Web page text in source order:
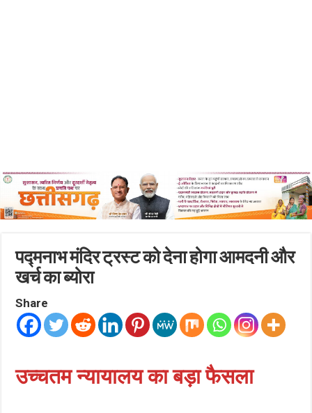
पद्मनाभ मंदिर ट्रस्ट को देना होगा आमदनी और
खर्च का ब्योरा
Share
उच्चतम न्यायालय का बड़ा फैसला